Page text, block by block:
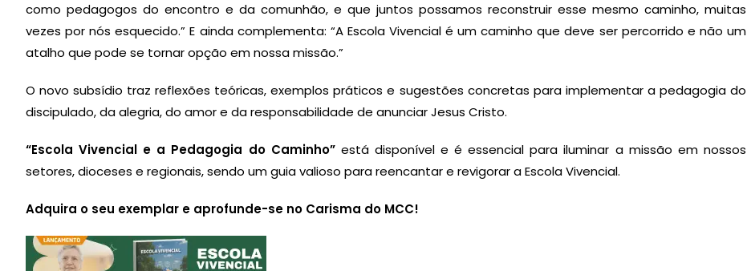
como pedagogos do encontro e da comunhão, e que juntos possamos reconstruir esse mesmo caminho, muitas
vezes por nós esquecido.” E ainda complementa: “A Escola Vivencial é um caminho que deve ser percorrido e não um
atalho que pode se tornar opção em nossa missão.”
O novo subsídio traz reflexões teóricas, exemplos práticos e sugestões concretas para implementar a pedagogia do
discipulado, da alegria, do amor e da responsabilidade de anunciar Jesus Cristo.
“Escola Vivencial e a Pedagogia do Caminho”está disponível e é essencial para iluminar a missão em nossos
setores, dioceses e regionais, sendo um guia valioso para reencantar e revigorar a Escola Vivencial.
Adquira o seu exemplar e aprofunde-se no Carisma do MCC!